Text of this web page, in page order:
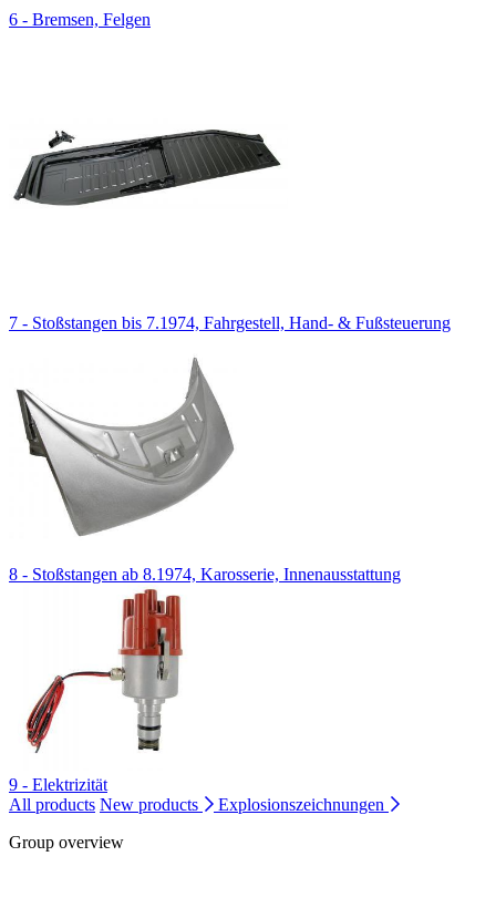
6 - Bremsen, Felgen
7 - Stoßstangen bis 7.1974, Fahrgestell, Hand- & Fußsteuerung
8 - Stoßstangen ab 8.1974, Karosserie, Innenausstattung
9 - Elektrizität
All products New products
Explosionszeichnungen
Group overview